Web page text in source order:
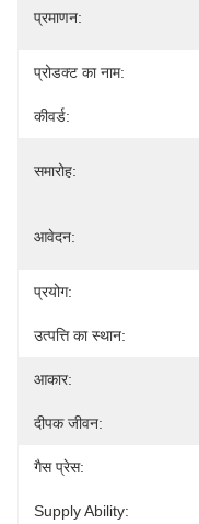
प्रमाणन:
प्रोडक्ट का नाम:
कीवर्ड:
समारोह:
आवेदन:
प्रयोग:
उत्पत्ति का स्थान:
आकार:
दीपक जीवन:
गैस प्रेस:
Supply Ability: